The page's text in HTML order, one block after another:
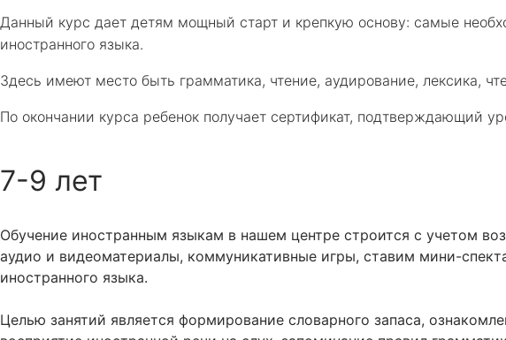
Данный курс дает детям мощный старт и крепкую основу: самые
иностранного языка.
Здесь имеют место быть грамматика, чтение, аудирование, лексика,
По окончании курса ребенок получает сертификат, подтверждающий
7-9 лет
Обучение иностранным языкам в нашем центре строится с учетом
аудио и видеоматериалы, коммуникативные игры, ставим мини-
иностранного языка.
Целью занятий является формирование словарного запаса,